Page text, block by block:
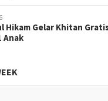
Hikam Gelar Khitan
Anak